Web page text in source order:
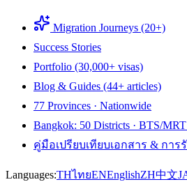
Migration Journeys (20+)
Success Stories
Portfolio (30,000+ visas)
Blog & Guides (44+ articles)
77 Provinces · Nationwide
Bangkok: 50 Districts · BTS/
คู่มือเปรียบเทียบเอกสาร & การ
Languages:THไทยENEnglishZH中文